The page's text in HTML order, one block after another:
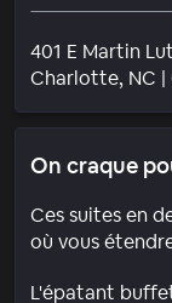
401 E Martin
Charlotte, NC |
On craque
Ces suites en
où vous
L'épatant